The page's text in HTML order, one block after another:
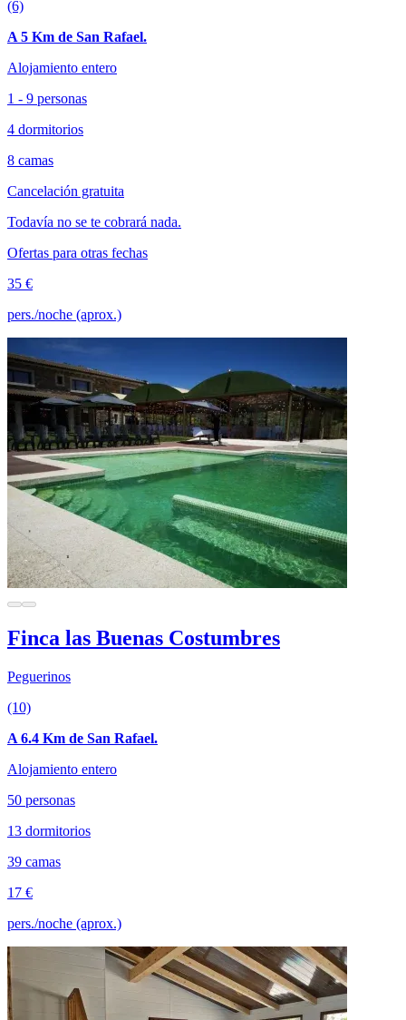
(6)
A 5 Km de San Rafael.
Alojamiento entero
1 - 9 personas
4 dormitorios
8 camas
Cancelación gratuita
Todavía no se te cobrará nada.
Ofertas para otras fechas
35 €
pers./noche (aprox.)
Finca las Buenas Costumbres
Peguerinos
(10)
A 6.4 Km de San Rafael.
Alojamiento entero
50 personas
13 dormitorios
39 camas
17 €
pers./noche (aprox.)